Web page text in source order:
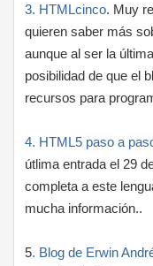
3. HTMLcinco. Muy
quieren saber más
aunque al ser la
posibilidad de que el
recursos para
4. HTML5 paso a
útlima entrada el 29
completa a este
mucha información..
5. Blog de Erwin